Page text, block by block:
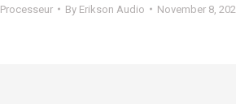
Processeur By Erikson Audio November 8,